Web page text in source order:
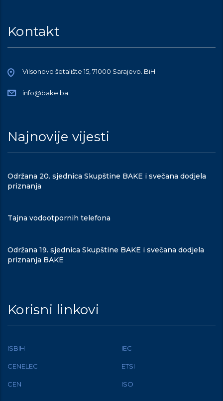
Kontakt
Vilsonovo šetalište 15, 71000 Sarajevo. BiH
info@bake.ba
Najnovije vijesti
Održana 20. sjednica Skupštine BAKE i svečana dodjela
priznanja
Tajna vodootpornih telefona
Održana 19. sjednica Skupštine BAKE i svečana dodjela
priznanja BAKE
Korisni linkovi
ISBIH IEC
CENELEC ETSI
CEN ISO